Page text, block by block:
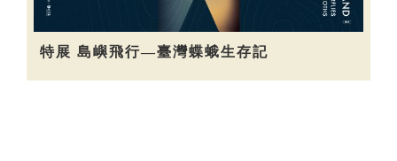
特展 島嶼飛行—臺灣蝶蛾生存記